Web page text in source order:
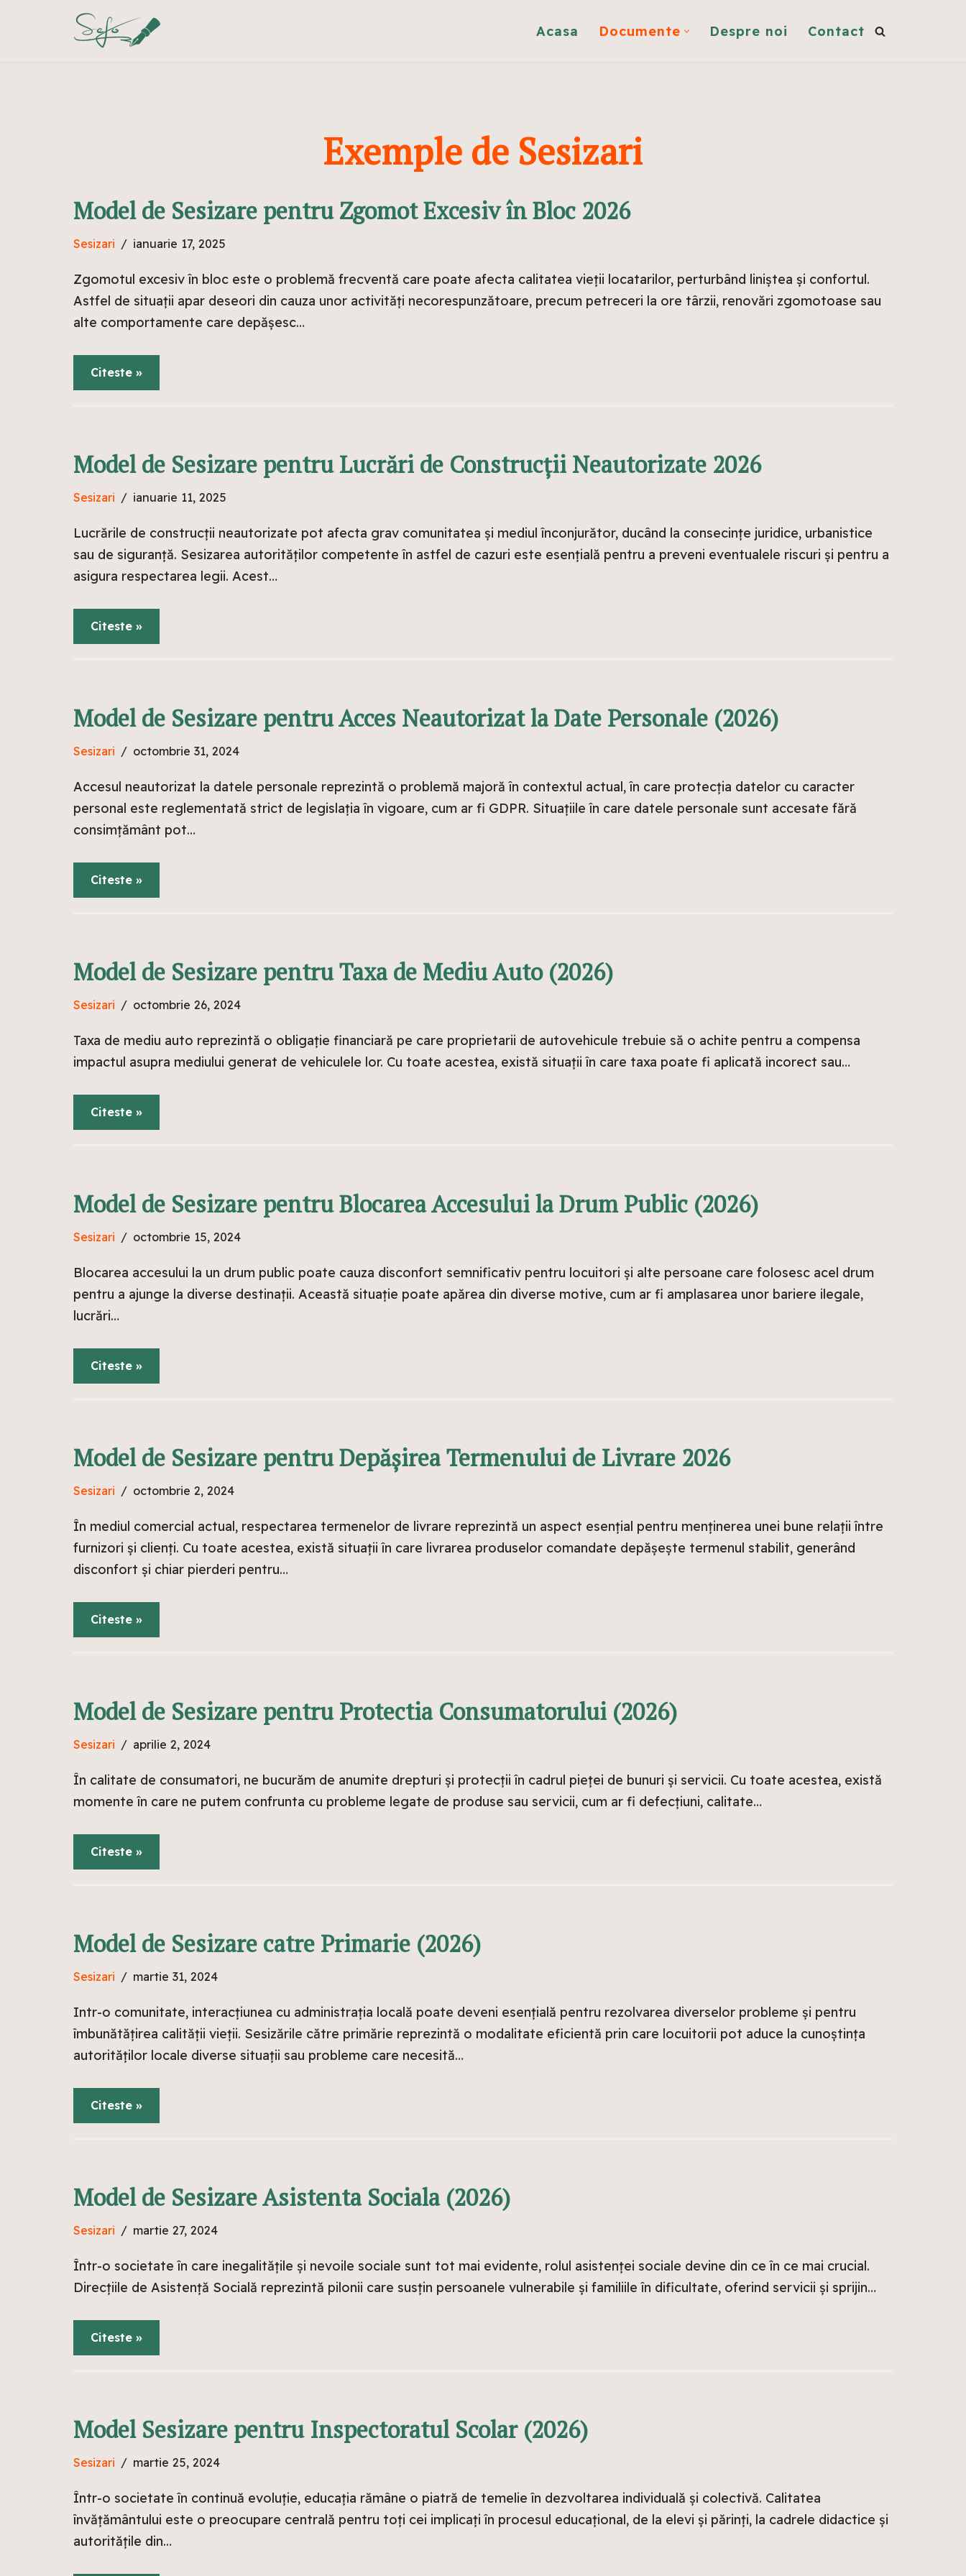
Acasa Documente Despre noi Contact
Sesizari
Model de Sesizare pentru Zgomot Excesiv în Bloc 2026
Sesizari ianuarie 17, 2025
Zgomotul excesiv în bloc este o problemă frecventă care poate afecta calitatea vieții locatarilor, perturbând liniștea și confortul.
Astfel de situații apar deseori din cauza unor activități necorespunzătoare, precum petreceri la ore târzii, renovări zgomotoase sau
alte comportamente care depășesc…
Citeste »
Model de Sesizare pentru Lucrări de Construcții Neautorizate 2026
Sesizari ianuarie 11, 2025
Lucrările de construcții neautorizate pot afecta grav comunitatea și mediul înconjurător, ducând la consecințe juridice, urbanistice
sau de siguranță. Sesizarea autorităților competente în astfel de cazuri este esențială pentru a preveni eventualele riscuri și pentru a
asigura respectarea legii. Acest…
Citeste »
Model de Sesizare pentru Acces Neautorizat la Date Personale (2026)
Sesizari octombrie 31, 2024
Accesul neautorizat la datele personale reprezintă o problemă majoră în contextul actual, în care protecția datelor cu caracter
personal este reglementată strict de legislația în vigoare, cum ar fi GDPR. Situațiile în care datele personale sunt accesate fără
consimțământ pot…
Citeste »
Model de Sesizare pentru Taxa de Mediu Auto (2026)
Sesizari octombrie 26, 2024
Taxa de mediu auto reprezintă o obligație financiară pe care proprietarii de autovehicule trebuie să o achite pentru a compensa
impactul asupra mediului generat de vehiculele lor. Cu toate acestea, există situații în care taxa poate fi aplicată incorect sau…
Citeste »
Model de Sesizare pentru Blocarea Accesului la Drum Public (2026)
Sesizari octombrie 15, 2024
Blocarea accesului la un drum public poate cauza disconfort semnificativ pentru locuitori și alte persoane care folosesc acel drum
pentru a ajunge la diverse destinații. Această situație poate apărea din diverse motive, cum ar fi amplasarea unor bariere ilegale,
lucrări…
Citeste »
Model de Sesizare pentru Depășirea Termenului de Livrare 2026
Sesizari octombrie 2, 2024
În mediul comercial actual, respectarea termenelor de livrare reprezintă un aspect esențial pentru menținerea unei bune relații între
furnizori și clienți. Cu toate acestea, există situații în care livrarea produselor comandate depășește termenul stabilit, generând
disconfort și chiar pierderi pentru…
Citeste »
Model de Sesizare pentru Protectia Consumatorului (2026)
Sesizari aprilie 2, 2024
În calitate de consumatori, ne bucurăm de anumite drepturi și protecții în cadrul pieței de bunuri și servicii. Cu toate acestea, există
momente în care ne putem confrunta cu probleme legate de produse sau servicii, cum ar fi defecțiuni, calitate…
Citeste »
Model de Sesizare catre Primarie (2026)
Sesizari martie 31, 2024
Intr-o comunitate, interacțiunea cu administrația locală poate deveni esențială pentru rezolvarea diverselor probleme și pentru
îmbunătățirea calității vieții. Sesizările către primărie reprezintă o modalitate eficientă prin care locuitorii pot aduce la cunoștința
autorităților locale diverse situații sau probleme care necesită…
Citeste »
Model de Sesizare Asistenta Sociala (2026)
Sesizari martie 27, 2024
Într-o societate în care inegalitățile și nevoile sociale sunt tot mai evidente, rolul asistenței sociale devine din ce în ce mai crucial.
Direcțiile de Asistență Socială reprezintă pilonii care susțin persoanele vulnerabile și familiile în dificultate, oferind servicii și sprijin…
Citeste »
Model Sesizare pentru Inspectoratul Scolar (2026)
Sesizari martie 25, 2024
Într-o societate în continuă evoluție, educația rămâne o piatră de temelie în dezvoltarea individuală și colectivă. Calitatea
învățământului este o preocupare centrală pentru toți cei implicați în procesul educațional, de la elevi și părinți, la cadrele didactice și
autoritățile din…